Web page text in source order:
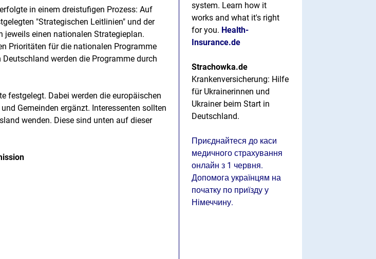
in einem dreistufigen Prozess: Auf
"Strategischen Leitlinien" und der
jeweils einen nationalen Strategieplan.
Prioritäten für die nationalen Programme
werden die Programme durch
festgelegt. Dabei werden die europäischen
Gemeinden ergänzt. Interessenten sollten
wenden. Diese sind unten auf dieser
system. Learn how it
works and what it's right
for you. Health-
Insurance.de
Strachowka.de
Krankenversicherung: Hilfe
für Ukrainerinnen und
Ukrainer beim Start in
Deutschland.
Приєднайтеся до каси
медичного страхування
онлайн з 1 червня.
Допомога українцям на
початку по приїзду у
Німеччину.